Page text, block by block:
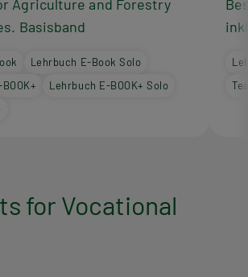
Agriculture and Forestry
Basisband
Lehrbuch E-Book Solo
Lehrbuch E-BOOK+ Solo
for Vocational